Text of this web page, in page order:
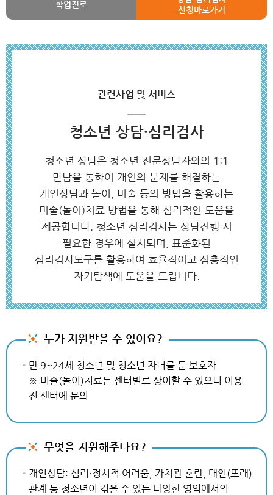
학업진로
신청바로가기
관련사업 및 서비스
청소년 상담·심리검사
청소년 상담은 청소년 전문상담자와의 1:1
만남을 통하여 개인의 문제를 해결하는
개인상담과 놀이, 미술 등의 방법을 활용하는
미술(놀이)치료 방법을 통해 심리적인 도움을
제공합니다. 청소년 심리검사는 상담진행 시
필요한 경우에 실시되며, 표준화된
심리검사도구를 활용하여 효율적이고 심층적인
자기탐색에 도움을 드립니다.
누가 지원받을 수 있어요?
만 9~24세 청소년 및 청소년 자녀를 둔 보호자
※ 미술(놀이)치료는 센터별로 상이할 수 있으니 이용
전 센터에 문의
무엇을 지원해주나요?
개인상담: 심리·정서적 어려움, 가치관 혼란, 대인(또래)
관계 등 청소년이 겪을 수 있는 다양한 영역에서의